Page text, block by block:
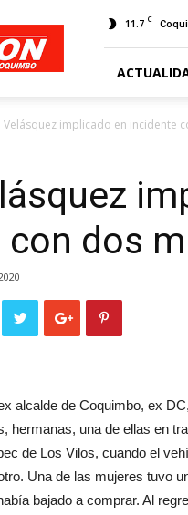
11.7 C
Velásquez implicado en incidente
dos
alcalde de Coquimbo, ex
hermanas, una de ellas en
de Los Vilos, cuando el
Una de las mujeres tuvo
bajado a comprar. Al